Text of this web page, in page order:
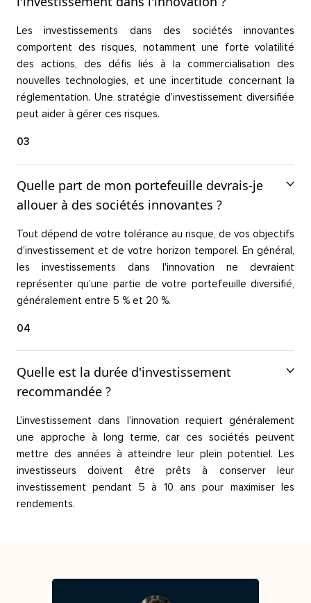
Les investissements dans des sociétés innovantes
comportent des risques, notamment une forte volatilité
des actions, des défis liés à la commercialisation des
nouvelles technologies, et une incertitude concernant la
réglementation. Une stratégie d’investissement diversifiée
peut aider à gérer ces risques.
03
Quelle part de mon portefeuille devrais-je
allouer à des sociétés innovantes ?
Tout dépend de votre tolérance au risque, de vos objectifs
d’investissement et de votre horizon temporel. En général,
les investissements dans l'innovation ne devraient
représenter qu’une partie de votre portefeuille diversifié,
généralement entre 5 % et 20 %.
04
Quelle est la durée d'investissement
recommandée ?
L’investissement dans l’innovation requiert généralement
une approche à long terme, car ces sociétés peuvent
mettre des années à atteindre leur plein potentiel. Les
investisseurs doivent être prêts à conserver leur
investissement pendant 5 à 10 ans pour maximiser les
rendements.